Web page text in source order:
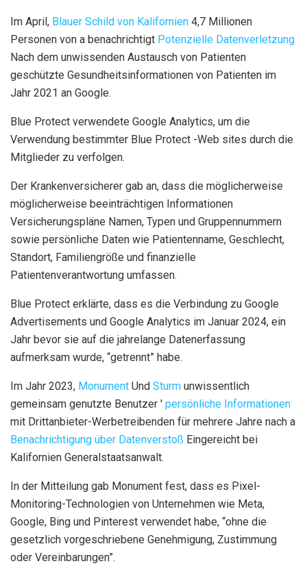
Im April, Blauer Schild von Kalifornien 4,7 Millionen
Personen von a benachrichtigt Potenzielle Datenverletzung
Nach dem unwissenden Austausch von Patienten
geschützte Gesundheitsinformationen von Patienten im
Jahr 2021 an Google.
Blue Protect verwendete Google Analytics, um die
Verwendung bestimmter Blue Protect -Web sites durch die
Mitglieder zu verfolgen.
Der Krankenversicherer gab an, dass die möglicherweise
möglicherweise beeinträchtigen Informationen
Versicherungspläne Namen, Typen und Gruppennummern
sowie persönliche Daten wie Patientenname, Geschlecht,
Standort, Familiengröße und finanzielle
Patientenverantwortung umfassen.
Blue Protect erklärte, dass es die Verbindung zu Google
Advertisements und Google Analytics im Januar 2024, ein
Jahr bevor sie auf die jahrelange Datenerfassung
aufmerksam wurde, “getrennt” habe.
Im Jahr 2023, Monument Und Sturm unwissentlich
gemeinsam genutzte Benutzer ' persönliche Informationen
mit Drittanbieter-Werbetreibenden für mehrere Jahre nach a
Benachrichtigung über Datenverstoß Eingereicht bei
Kalifornien Generalstaatsanwalt.
In der Mitteilung gab Monument fest, dass es Pixel-
Monitoring-Technologien von Unternehmen wie Meta,
Google, Bing und Pinterest verwendet habe, “ohne die
gesetzlich vorgeschriebene Genehmigung, Zustimmung
oder Vereinbarungen”.